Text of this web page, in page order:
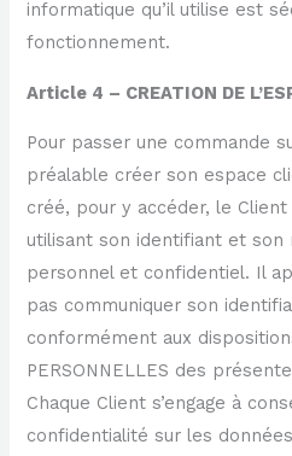
informatique qu’il utilise est
fonctionnement.
Article 4 – CREATION DE
Pour passer une commande
préalable créer son espace
créé, pour y accéder, le
utilisant son identifiant et
personnel et confidentiel. Il
pas communiquer son
conformément aux
PERSONNELLES des
Chaque Client s’engage à
confidentialité sur les